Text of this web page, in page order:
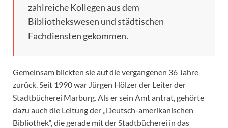
zahlreiche Kollegen aus dem
Bibliothekswesen und städtischen
Fachdiensten gekommen.
Gemeinsam blickten sie auf die vergangenen 36 Jahre
zurück. Seit 1990 war Jürgen Hölzer der Leiter der
Stadtbücherei Marburg. Als er sein Amt antrat, gehörte
dazu auch die Leitung der „Deutsch-amerikanischen
Bibliothek“, die gerade mit der Stadtbücherei in das